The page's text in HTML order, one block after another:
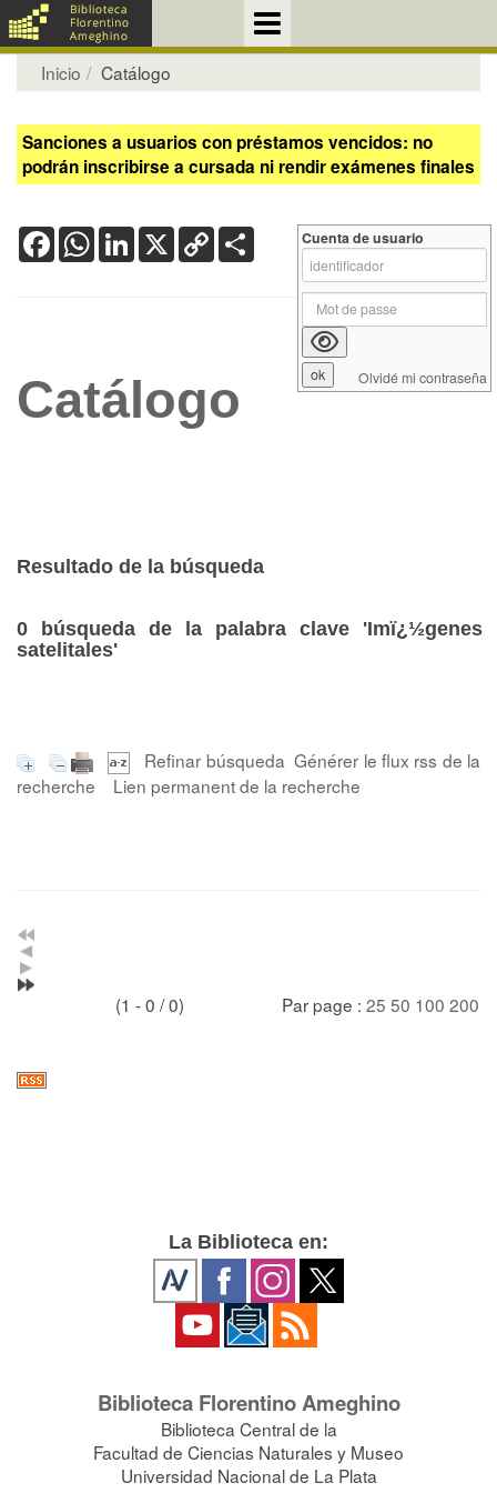
Inicio Catálogo
Sanciones a usuarios con préstamos vencidos: no
podrán inscribirse a cursada ni rendir exámenes finales
FacebookWhatsApp
LinkedIn
X Copy
Link
Catálogo
Resultado de la búsqueda
0 búsqueda de la palabra clave 'Imï¿½genes
satelitales'
Refinar búsqueda Générer le flux rss de la
recherche
Lien permanent de la recherche
(1 - 0 / 0) Par page : 25 50 100 200
Cuenta de usuario
Olvidé mi contraseña
La Biblioteca en:
Biblioteca Florentino Ameghino
Biblioteca Central de la
Facultad de Ciencias Naturales y Museo
Universidad Nacional de La Plata